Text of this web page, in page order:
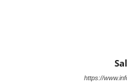
https://